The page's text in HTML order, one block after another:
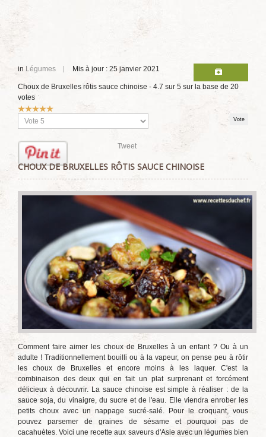
in Légumes Mis à jour : 25 janvier 2021
Choux de Bruxelles rôtis sauce chinoise - 4.7 sur 5 sur la base de 20
votes
Vote
utilisateur:
Veuillez
voter
Tweet
CHOUX DE BRUXELLES RÔTIS SAUCE CHINOISE
Comment faire aimer les choux de Bruxelles à un enfant ? Ou à un
adulte ! Traditionnellement bouilli ou à la vapeur, on pense peu à rôtir
les choux de Bruxelles et encore moins à les laquer. C'est la
combinaison des deux qui en fait un plat surprenant et forcément
délicieux à découvrir. La sauce chinoise est simple à réaliser : de la
sauce soja, du vinaigre, du sucre et de l'eau. Elle viendra enrober les
petits choux avec un nappage sucré-salé. Pour le croquant, vous
pouvez parsemer de graines de sésame et pourquoi pas de
cacahuètes. Voici une recette aux saveurs d'Asie avec un légumes bien